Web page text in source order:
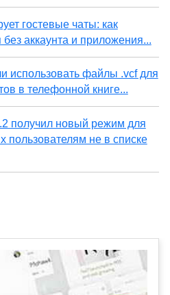
гостевые чаты: как
аккаунта и приложения...
использовать файлы .vcf для
в телефонной книге...
получил новый режим для
пользователям не в списке